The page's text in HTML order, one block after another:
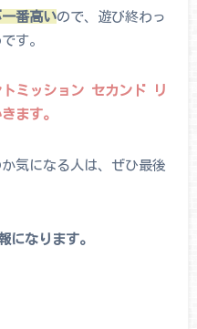
番高いので、遊び終わっ
す。
トミッション セカンド リ
ます。
気になる人は、ぜひ最後
になります。